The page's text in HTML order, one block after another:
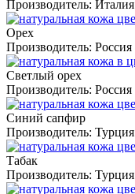
Производитель: Италия
Орех
Производитель: Россия
Светлый орех
Производитель: Россия
Синий сапфир
Производитель: Турция
Табак
Производитель: Турция